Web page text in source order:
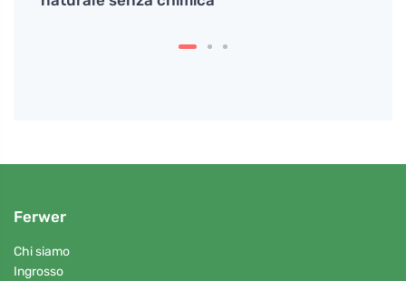
Ferwer
Chi siamo
Ingrosso